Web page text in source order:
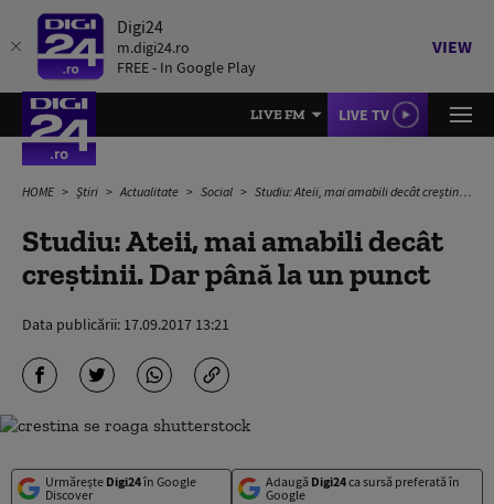
Digi24
m.digi24.ro
FREE - In Google Play
VIEW
LIVE FM LIVE TV
HOME Știri Actualitate Social Studiu: Ateii, mai amabili decât creștinii. Dar până la un punct
Studiu: Ateii, mai amabili decât
creștinii. Dar până la un punct
Data publicării: 17.09.2017 13:21
Urmărește Digi24în Google
Discover
Adaugă Digi24ca sursă preferată în
Google